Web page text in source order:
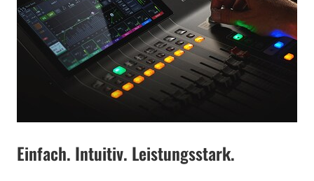
Einfach. Intuitiv. Leistungsstark.